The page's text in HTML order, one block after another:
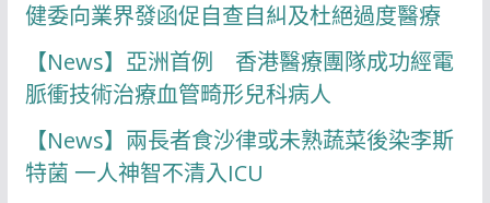
健委向業界發函促自查自糾及杜絕過度醫療
【News】亞洲首例 香港醫療團隊成功經電
脈衝技術治療血管畸形兒科病人
【News】兩長者食沙律或未熟蔬菜後染李斯
特菌 一人神智不清入ICU